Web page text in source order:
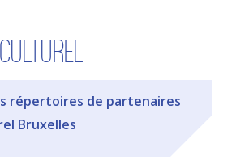
répertoires de partenaires
Bruxelles